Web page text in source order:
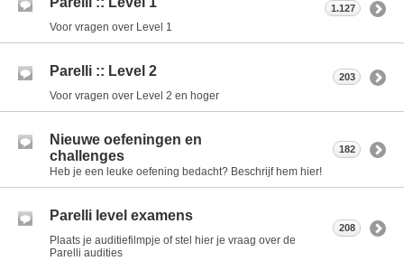
Voor vragen over Level 1
1.127
Parelli :: Level 2
Voor vragen over Level 2 en hoger
203
Nieuwe oefeningen en
challenges
Heb je een leuke oefening bedacht? Beschrijf hem hier!
182
Parelli level examens
Plaats je auditiefilmpje of stel hier je vraag over de
Parelli audities
208